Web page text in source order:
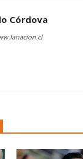
Córdova